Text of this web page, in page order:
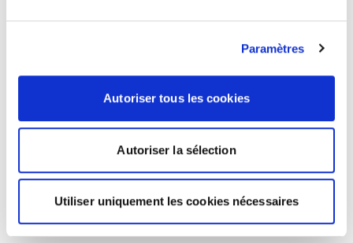
Paramètres
Autoriser tous les cookies
Autoriser la sélection
Utiliser uniquement les cookies nécessaires